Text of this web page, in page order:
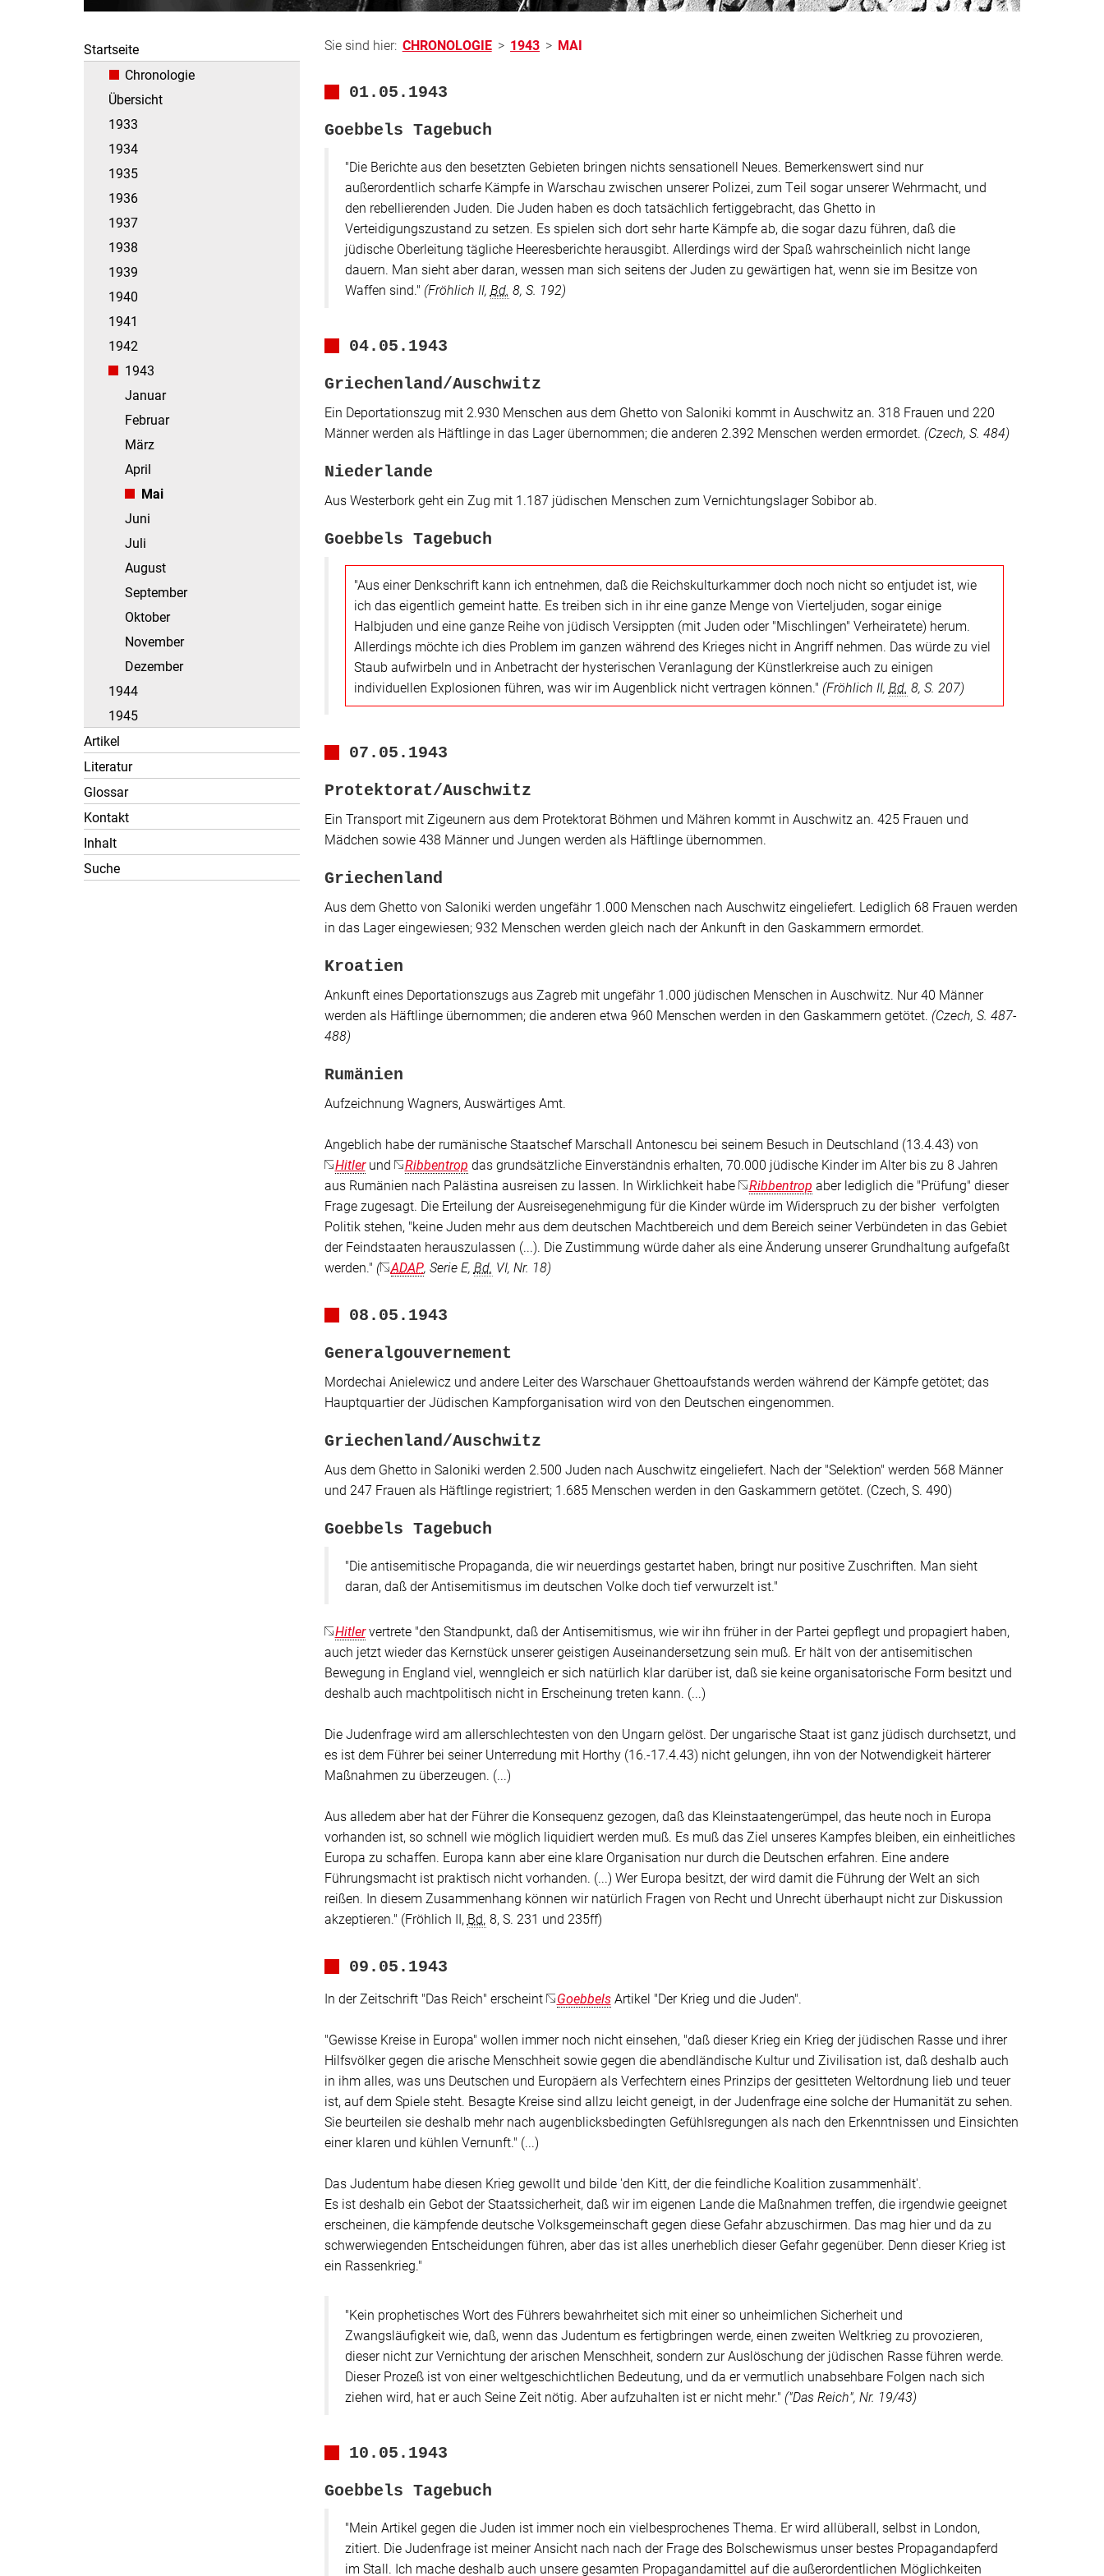
Startseite
Chronologie
Übersicht
1933
1934
1935
1936
1937
1938
1939
1940
1941
1942
1943
Januar
Februar
März
April
Mai
Juni
Juli
August
September
Oktober
November
Dezember
1944
1945
Artikel
Literatur
Glossar
Kontakt
Inhalt
Suche
Sie sind hier: CHRONOLOGIE > 1943 > MAI
01.05.1943
Goebbels Tagebuch
"Die Berichte aus den besetzten Gebieten bringen nichts sensationell Neues. Bemerkenswert sind nur
außerordentlich scharfe Kämpfe in Warschau zwischen unserer Polizei, zum Teil sogar unserer Wehrmacht, und
den rebellierenden Juden. Die Juden haben es doch tatsächlich fertiggebracht, das Ghetto in
Verteidigungszustand zu setzen. Es spielen sich dort sehr harte Kämpfe ab, die sogar dazu führen, daß die
jüdische Oberleitung tägliche Heeresberichte herausgibt. Allerdings wird der Spaß wahrscheinlich nicht lange
dauern. Man sieht aber daran, wessen man sich seitens der Juden zu gewärtigen hat, wenn sie im Besitze von
Waffen sind." (Fröhlich II, Bd. 8, S. 192)
04.05.1943
Griechenland/Auschwitz
Ein Deportationszug mit 2.930 Menschen aus dem Ghetto von Saloniki kommt in Auschwitz an. 318 Frauen und 220
Männer werden als Häftlinge in das Lager übernommen; die anderen 2.392 Menschen werden ermordet. (Czech, S. 484)
Niederlande
Aus Westerbork geht ein Zug mit 1.187 jüdischen Menschen zum Vernichtungslager Sobibor ab.
Goebbels Tagebuch
"Aus einer Denkschrift kann ich entnehmen, daß die Reichskulturkammer doch noch nicht so entjudet ist, wie
ich das eigentlich gemeint hatte. Es treiben sich in ihr eine ganze Menge von Vierteljuden, sogar einige
Halbjuden und eine ganze Reihe von jüdisch Versippten (mit Juden oder "Mischlingen" Verheiratete) herum.
Allerdings möchte ich dies Problem im ganzen während des Krieges nicht in Angriff nehmen. Das würde zu viel
Staub aufwirbeln und in Anbetracht der hysterischen Veranlagung der Künstlerkreise auch zu einigen
individuellen Explosionen führen, was wir im Augenblick nicht vertragen können." (Fröhlich II, Bd. 8, S. 207)
07.05.1943
Protektorat/Auschwitz
Ein Transport mit Zigeunern aus dem Protektorat Böhmen und Mähren kommt in Auschwitz an. 425 Frauen und
Mädchen sowie 438 Männer und Jungen werden als Häftlinge übernommen.
Griechenland
Aus dem Ghetto von Saloniki werden ungefähr 1.000 Menschen nach Auschwitz eingeliefert. Lediglich 68 Frauen werden
in das Lager eingewiesen; 932 Menschen werden gleich nach der Ankunft in den Gaskammern ermordet.
Kroatien
Ankunft eines Deportationszugs aus Zagreb mit ungefähr 1.000 jüdischen Menschen in Auschwitz. Nur 40 Männer
werden als Häftlinge übernommen; die anderen etwa 960 Menschen werden in den Gaskammern getötet. (Czech, S. 487-
488)
Rumänien
Aufzeichnung Wagners, Auswärtiges Amt.
Angeblich habe der rumänische Staatschef Marschall Antonescu bei seinem Besuch in Deutschland (13.4.43) von
Hitlerund Ribbentrop das grundsätzliche Einverständnis erhalten, 70.000 jüdische Kinder im Alter bis zu 8 Jahren
aus Rumänien nach Palästina ausreisen zu lassen. In Wirklichkeit habe
Ribbentrop aber lediglich die "Prüfung" dieser
Frage zugesagt. Die Erteilung der Ausreisegenehmigung für die Kinder würde im Widerspruch zu der bisher verfolgten
Politik stehen, "keine Juden mehr aus dem deutschen Machtbereich und dem Bereich seiner Verbündeten in das Gebiet
der Feindstaaten herauszulassen (...). Die Zustimmung würde daher als eine Änderung unserer Grundhaltung aufgefaßt
werden." ( ADAP, Serie E, Bd. VI, Nr. 18)
08.05.1943
Generalgouvernement
Mordechai Anielewicz und andere Leiter des Warschauer Ghettoaufstands werden während der Kämpfe getötet; das
Hauptquartier der Jüdischen Kampforganisation wird von den Deutschen eingenommen.
Griechenland/Auschwitz
Aus dem Ghetto in Saloniki werden 2.500 Juden nach Auschwitz eingeliefert. Nach der "Selektion" werden 568 Männer
und 247 Frauen als Häftlinge registriert; 1.685 Menschen werden in den Gaskammern getötet. (Czech, S. 490)
Goebbels Tagebuch
"Die antisemitische Propaganda, die wir neuerdings gestartet haben, bringt nur positive Zuschriften. Man sieht
daran, daß der Antisemitismus im deutschen Volke doch tief verwurzelt ist."
Hitlervertrete "den Standpunkt, daß der Antisemitismus, wie wir ihn früher in der Partei gepflegt und propagiert haben,
auch jetzt wieder das Kernstück unserer geistigen Auseinandersetzung sein muß. Er hält von der antisemitischen
Bewegung in England viel, wenngleich er sich natürlich klar darüber ist, daß sie keine organisatorische Form besitzt und
deshalb auch machtpolitisch nicht in Erscheinung treten kann. (...)
Die Judenfrage wird am allerschlechtesten von den Ungarn gelöst. Der ungarische Staat ist ganz jüdisch durchsetzt, und
es ist dem Führer bei seiner Unterredung mit Horthy (16.-17.4.43) nicht gelungen, ihn von der Notwendigkeit härterer
Maßnahmen zu überzeugen. (...)
Aus alledem aber hat der Führer die Konsequenz gezogen, daß das Kleinstaatengerümpel, das heute noch in Europa
vorhanden ist, so schnell wie möglich liquidiert werden muß. Es muß das Ziel unseres Kampfes bleiben, ein einheitliches
Europa zu schaffen. Europa kann aber eine klare Organisation nur durch die Deutschen erfahren. Eine andere
Führungsmacht ist praktisch nicht vorhanden. (...) Wer Europa besitzt, der wird damit die Führung der Welt an sich
reißen. In diesem Zusammenhang können wir natürlich Fragen von Recht und Unrecht überhaupt nicht zur Diskussion
akzeptieren." (Fröhlich II, Bd. 8, S. 231 und 235ff)
09.05.1943
In der Zeitschrift "Das Reich" erscheint GoebbelsArtikel "Der Krieg und die Juden".
"Gewisse Kreise in Europa" wollen immer noch nicht einsehen, "daß dieser Krieg ein Krieg der jüdischen Rasse und ihrer
Hilfsvölker gegen die arische Menschheit sowie gegen die abendländische Kultur und Zivilisation ist, daß deshalb auch
in ihm alles, was uns Deutschen und Europäern als Verfechtern eines Prinzips der gesitteten Weltordnung lieb und teuer
ist, auf dem Spiele steht. Besagte Kreise sind allzu leicht geneigt, in der Judenfrage eine solche der Humanität zu sehen.
Sie beurteilen sie deshalb mehr nach augenblicksbedingten Gefühlsregungen als nach den Erkenntnissen und Einsichten
einer klaren und kühlen Vernunft." (...)
Das Judentum habe diesen Krieg gewollt und bilde 'den Kitt, der die feindliche Koalition zusammenhält'.
Es ist deshalb ein Gebot der Staatssicherheit, daß wir im eigenen Lande die Maßnahmen treffen, die irgendwie geeignet
erscheinen, die kämpfende deutsche Volksgemeinschaft gegen diese Gefahr abzuschirmen. Das mag hier und da zu
schwerwiegenden Entscheidungen führen, aber das ist alles unerheblich dieser Gefahr gegenüber. Denn dieser Krieg ist
ein Rassenkrieg."
"Kein prophetisches Wort des Führers bewahrheitet sich mit einer so unheimlichen Sicherheit und
Zwangsläufigkeit wie, daß, wenn das Judentum es fertigbringen werde, einen zweiten Weltkrieg zu provozieren,
dieser nicht zur Vernichtung der arischen Menschheit, sondern zur Auslöschung der jüdischen Rasse führen werde.
Dieser Prozeß ist von einer weltgeschichtlichen Bedeutung, und da er vermutlich unabsehbare Folgen nach sich
ziehen wird, hat er auch SeineZeit nötig. Aber aufzuhalten ist er nicht mehr." ("Das Reich", Nr. 19/43)
10.05.1943
Goebbels Tagebuch
"Mein Artikel gegen die Juden ist immer noch ein vielbesprochenes Thema. Er wird allüberall, selbst in London,
zitiert. Die Judenfrage ist meiner Ansicht nach nach der Frage des Bolschewismus unser bestes Propagandapferd
im Stall. Ich mache deshalb auch unsere gesamten Propagandamittel auf die außerordentlichen Möglichkeiten